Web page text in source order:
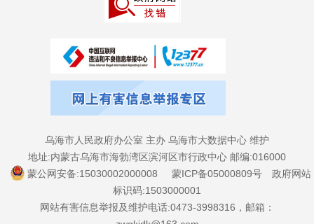
乌海市人民政府办公室 主办 乌海市大数据中心 维护
地址:内蒙古乌海市海勃湾区滨河区市行政中心 邮编:016000
蒙公网安备:15030002000008
蒙ICP备05000809号
政府网站
标识码:1503000001
网站有害信息举报及维护电话:0473-3998316，邮箱：